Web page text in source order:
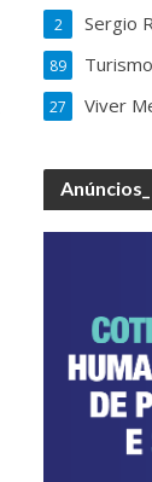
Sergio
2
89
Viver
27
Anúncios_